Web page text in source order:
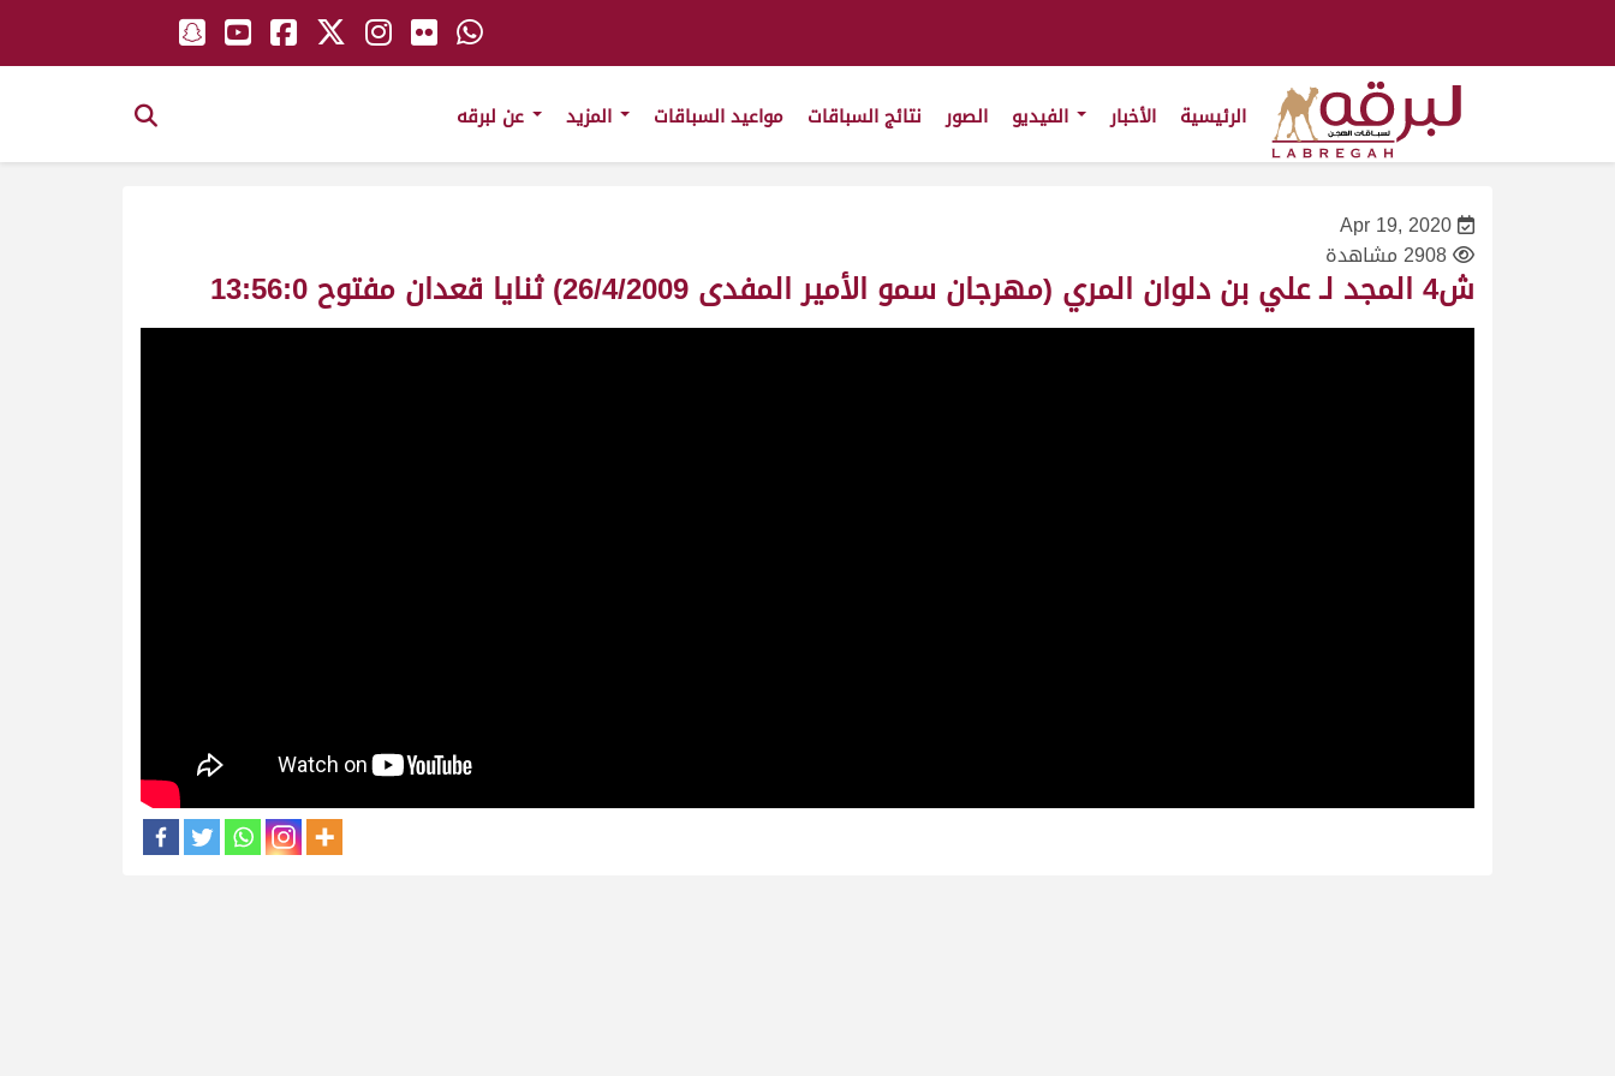
الرئيسية الأخبار الصور نتائج السباقات مواعيد السباقات
Apr 19, 2020
2908 مشاهدة
ش4 المجد لـ علي بن دلوان المري (مهرجان سمو الأمير المفدى 26/4/2009) ثنايا قعدان مفتوح 13:56:0